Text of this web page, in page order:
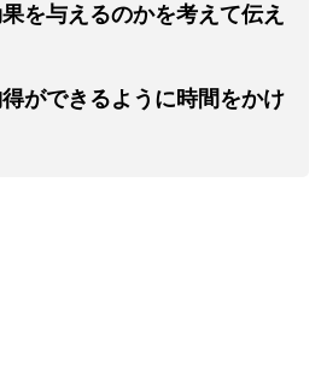
を与えるのかを考えて伝え
ができるように時間をかけ